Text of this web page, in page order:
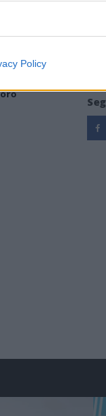
Policy
ragazzi»